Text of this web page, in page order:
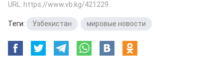
URL: https://www.vb.kg/421229
Теги: Узбекистан мировые новости